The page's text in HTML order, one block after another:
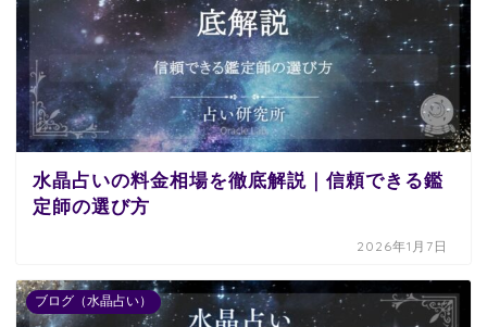
水晶占いの料金相場を徹底解説｜信頼できる鑑
定師の選び方
2026年1月7日
ブログ（水晶占い）